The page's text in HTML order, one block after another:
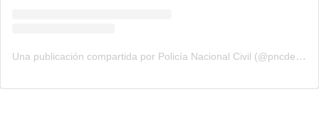
Una publicación compartida por Policía Nacional Civil (@pncdeguatemala)